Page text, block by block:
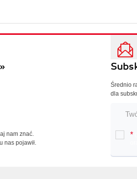
nam znać.
nas pojawił.
Średnio
dla
*